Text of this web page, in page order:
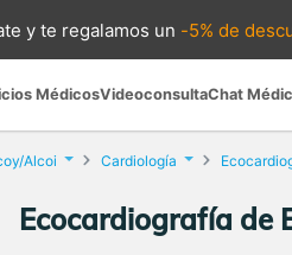
yte regalamos un -5% de
MédicosVideoconsultaChat
Alcoi Cardiología
Ecocardiografía de